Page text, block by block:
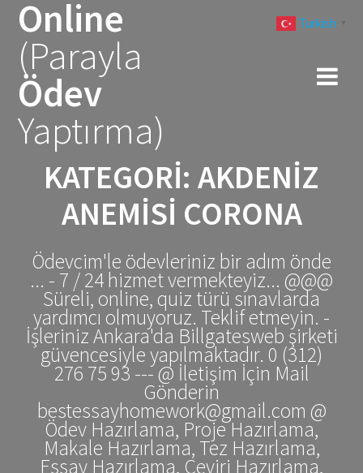
Online
(Parayla
Ödev
Yaptırma)
KATEGORI: AKDENIZ
ANEMISI CORONA
Ödevcim'le ödevleriniz bir adım önde
... - 7 / 24 hizmet vermekteyiz... @@@
Süreli, online, quiz türü sınavlarda
yardımcı olmuyoruz. Teklif etmeyin. -
İşleriniz Ankara'da Billgatesweb şirketi
güvencesiyle yapılmaktadır. 0 (312)
276 75 93 --- @ İletişim İçin Mail
Gönderin
bestessayhomework@gmail.com @
Ödev Hazırlama, Proje Hazırlama,
Makale Hazırlama, Tez Hazırlama,
Essay Hazırlama, Çeviri Hazırlama,
Turkish ▼